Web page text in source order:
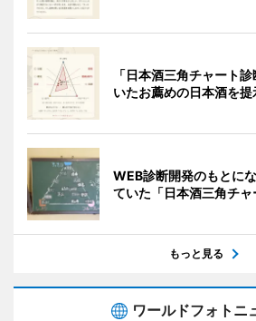
「日本酒三角チャート
いたお薦めの日本酒を
WEB診断開発のもとに
ていた「日本酒三角チャ
もっと見る
ワールドフォトニ